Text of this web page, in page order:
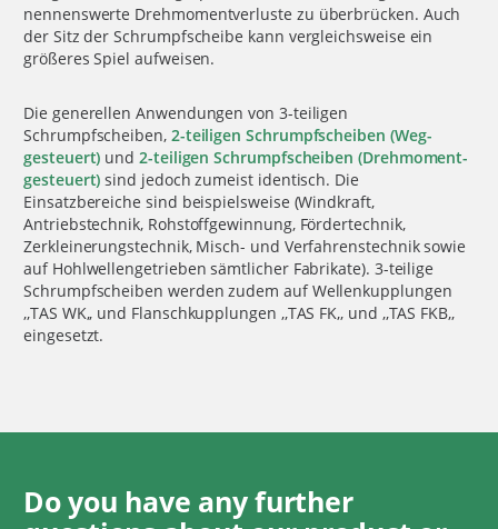
nennenswerte Drehmomentverluste zu überbrücken. Auch
der Sitz der Schrumpfscheibe kann vergleichsweise ein
größeres Spiel aufweisen.
Die generellen Anwendungen von 3-teiligen
Schrumpfscheiben, 2-teiligen Schrumpfscheiben (Weg-
gesteuert) und2-teiligen Schrumpfscheiben (Drehmoment-
gesteuert) sind jedoch zumeist identisch. Die
Einsatzbereiche sind beispielsweise (Windkraft,
Antriebstechnik, Rohstoffgewinnung, Fördertechnik,
Zerkleinerungstechnik, Misch- und Verfahrenstechnik sowie
auf Hohlwellengetrieben sämtlicher Fabrikate). 3-teilige
Schrumpfscheiben werden zudem auf Wellenkupplungen
,,TAS WK,, und Flanschkupplungen ,,TAS FK,, und ,,TAS FKB,,
eingesetzt.
Do you have any further